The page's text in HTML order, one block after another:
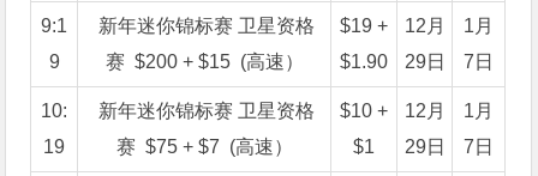
9:1
9
新年迷你锦标赛 卫星资格
赛 $200 + $15 (高速）
$19 +
$1.90
12月
29日
1月
7日
10:
19
新年迷你锦标赛 卫星资格
赛 $75 + $7 (高速）
$10 +
$1
12月
29日
1月
7日